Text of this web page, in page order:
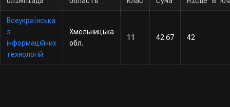
Всеукраїнська
з
інформаційних
технологій
Хмельницька
обл.
11 42.67 42